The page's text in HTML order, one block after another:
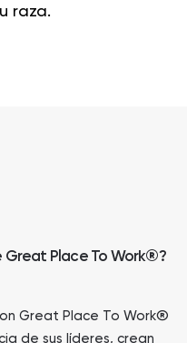
raza.
Place To Work®?
Great Place To Work®
de sus líderes, crean